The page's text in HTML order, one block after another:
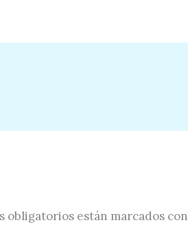
obligatorios están marcados con